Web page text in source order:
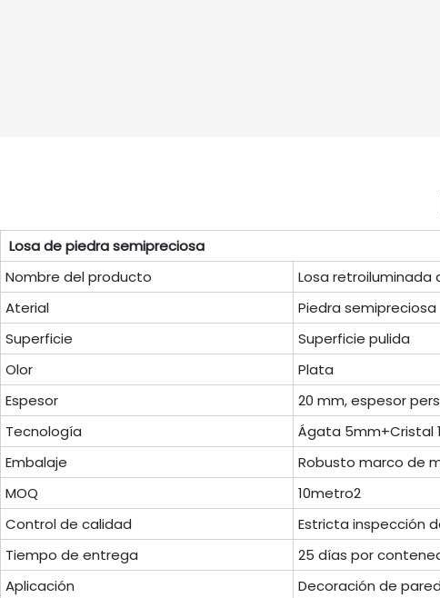
Losa de piedra semipreciosa
Nombre del producto
Losa
Aterial
Piedra semipreciosa
Superficie
Superficie pulida
Olor
Plata
Espesor
20 mm, espesor
Tecnología
Ágata 5mm+Cristal
Embalaje
Robusto marco de
MOQ
10metro2
Control de calidad
Estricta inspección
Tiempo de entrega
25 días por
Aplicación
Decoración de